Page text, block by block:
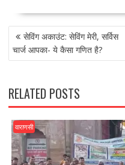
e
b
o
k
to
d
o
ai
l
POST
NAVIGATION
सेविंग अकाउंट: सेविंग मेरी, सर्विस
चार्ज आपका- ये कैसा गणित है?
RELATED POSTS
वाराणसी